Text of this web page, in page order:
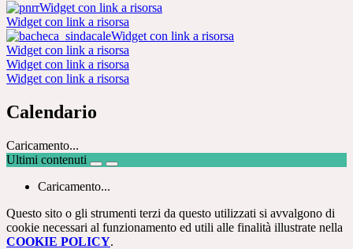
Widget con link a risorsa
Widget con link a risorsa
Widget con link a risorsa
Widget con link a risorsa
Widget con link a risorsa
Widget con link a risorsa
Calendario
Caricamento...
Ultimi contenuti
Caricamento...
Questo sito o gli strumenti terzi da questo utilizzati si avvalgono di
cookie necessari al funzionamento ed utili alle finalità illustrate nella
COOKIE POLICY.